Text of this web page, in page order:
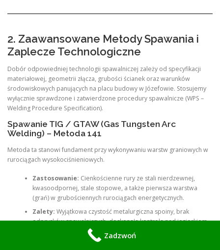
2. Zaawansowane Metody Spawania i
Zaplecze Technologiczne
Dobór odpowiedniej technologii spawalniczej zależy od specyfikacji
materiałowej, geometrii złącza, grubości ścianek oraz warunków
środowiskowych panujących na placu budowy w Józefowie. Stosujemy
wyłącznie sprawdzone i zatwierdzone procedury spawalnicze (WPS –
Welding Procedure Specification).
Spawanie TIG / GTAW (Gas Tungsten Arc
Welding) – Metoda 141
Metoda ta stanowi fundament przy wykonywaniu warstw graniowych w
rurociągach wysokociśnieniowych.
Zastosowanie: Cienkościenne rury ze stali nierdzewnej,
kwasoodpornej, stale stopowe, a także pierwsza warstwa
(grań) w grubościennych rurociągach energetycznych.
Zalety: Wyjątkowa czystość metalurgiczna spoiny, brak
odprysków spawalniczych, doskonała kontrola nad jeziorkiem
spawalniczym, co pozwala uzyskać idealny profil grani bez
Zadzwoń